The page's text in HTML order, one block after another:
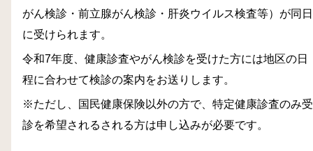
がん検診・前立腺がん検診・肝炎ウイルス検査等）が同日
に受けられます。
令和7年度、健康診査やがん検診を受けた方には地区の日
程に合わせて検診の案内をお送りします。
※ただし、国民健康保険以外の方で、特定健康診査のみ受
診を希望されるされる方は申し込みが必要です。